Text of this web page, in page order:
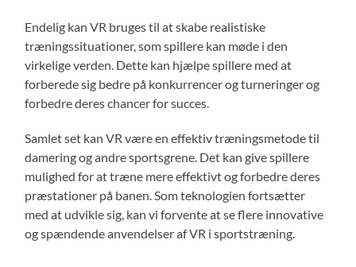
Endelig kan VR bruges til at skabe realistiske
træningssituationer, som spillere kan møde i den
virkelige verden. Dette kan hjælpe spillere med at
forberede sig bedre på konkurrencer og turneringer og
forbedre deres chancer for succes.
Samlet set kan VR være en effektiv træningsmetode til
damering og andre sportsgrene. Det kan give spillere
mulighed for at træne mere effektivt og forbedre deres
præstationer på banen. Som teknologien fortsætter
med at udvikle sig, kan vi forvente at se flere innovative
og spændende anvendelser af VR i sportstræning.